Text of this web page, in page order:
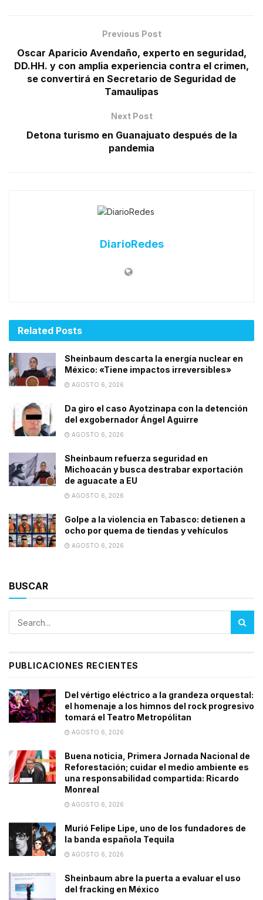
Previous Post
Oscar Aparicio Avendaño, experto en seguridad,
DD.HH. y con amplia experiencia contra el crimen,
se convertirá en Secretario de Seguridad de
Tamaulipas
Next Post
Detona turismo en Guanajuato después de la
pandemia
DiarioRedes
Related Posts
Sheinbaum descarta la energía nuclear en
México: «Tiene impactos irreversibles»
AGOSTO 6, 2026
Da giro el caso Ayotzinapa con la detención
del exgobernador Ángel Aguirre
AGOSTO 6, 2026
Sheinbaum refuerza seguridad en
Michoacán y busca destrabar exportación
de aguacate a EU
AGOSTO 6, 2026
Golpe a la violencia en Tabasco: detienen a
ocho por quema de tiendas y vehículos
AGOSTO 6, 2026
BUSCAR
PUBLICACIONES RECIENTES
Del vértigo eléctrico a la grandeza orquestal:
el homenaje a los himnos del rock progresivo
tomará el Teatro Metropólitan
AGOSTO 6, 2026
Buena noticia, Primera Jornada Nacional de
Reforestación; cuidar el medio ambiente es
una responsabilidad compartida: Ricardo
Monreal
AGOSTO 6, 2026
Murió Felipe Lipe, uno de los fundadores de
la banda española Tequila
AGOSTO 6, 2026
Sheinbaum abre la puerta a evaluar el uso
del fracking en México